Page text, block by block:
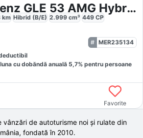
Mercedes-Benz GLE 53 AMG Hybrid
km Hibrid (B/E) 2.999 cm³ 449 CP
MER235134
cu dobăndă anuală 5,7% pentru persoane
Favorite
vânzări de autoturisme noi și rulate din
fondată în 2010.